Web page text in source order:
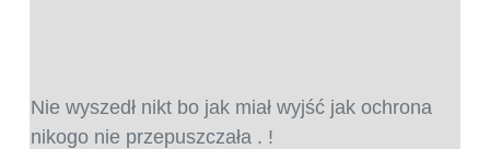
Nie wyszedł nikt bo jak miał wyjść jak ochrona
nikogo nie przepuszczała . !